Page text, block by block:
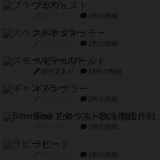
ブラヴェスト
1件の投稿
スペクタキュラー
1件の投稿
スモールワールド
紹介文あり 13件の投稿
ギャンブラー
2件の投稿
Bitter End ブタペスト救出作戦
1件の投稿
ラピード
1件の投稿